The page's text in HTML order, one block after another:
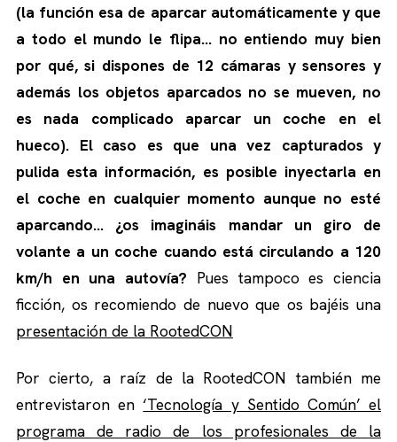
(la función esa de aparcar automáticamente y que
a todo el mundo le flipa… no entiendo muy bien
por qué, si dispones de 12 cámaras y sensores y
además los objetos aparcados no se mueven, no
es nada complicado aparcar un coche en el
hueco). El caso es que una vez capturados y
pulida esta información, es posible inyectarla en
el coche en cualquier momento aunque no esté
aparcando… ¿os imagináis mandar un giro de
volante a un coche cuando está circulando a 120
km/h en una autovía? Pues tampoco es ciencia
ficción, os recomiendo de nuevo que os bajéis una
presentación de la RootedCON
Por cierto, a raíz de la RootedCON también me
entrevistaron en‘Tecnología y Sentido Común’ el
programa de radio de los profesionales de la